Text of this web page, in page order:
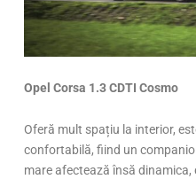
Opel Corsa 1.3 CDTI Cosmo
Oferă mult spațiu la interior,
confortabilă, fiind un
mare afectează însă